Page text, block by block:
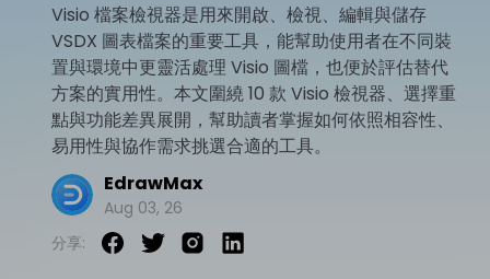
EdrawMind
心智圖與腦力激盪工具
流程圖
技術用途
UML
設計用途
平面圖
其他用途
Visio替代方案
資源範本
EdrawMax 社區
文章内容
各種商務圖表範例 >
支援
教程
EdrawMax 教程 > EdrawMind 教程 >
支援中心
支援中心 >
商業
EdrawMax
Visio 檔案檢視器是用來開啟、檢視、編輯與儲存
VSDX 圖表檔案的重要工具，能幫助使用者在不同裝
置與環境中更靈活處理 Visio 圖檔，也便於評估替代
方案的實用性。本文圍繞 10 款 Visio 檢視器、選擇重
點與功能差異展開，幫助讀者掌握如何依照相容性、
易用性與協作需求挑選合適的工具。
EdrawMax
Aug 03, 26
分享: